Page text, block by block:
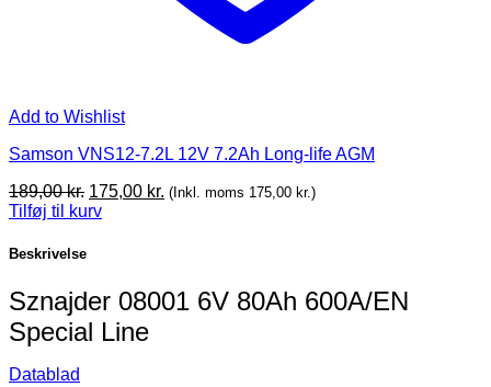
Add to Wishlist
Samson VNS12-7.2L 12V 7.2Ah Long-life AGM
189,00kr. Original
price
175,00 kr. Current
(Inkl. moms 175,00 kr.)
Tilføj til kurv
Beskrivelse
Sznajder 08001 6V 80Ah 600A/EN
Special Line
Datablad